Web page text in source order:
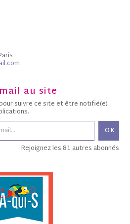
au site
suivre ce site et être notifié(e)
OK
Rejoignez les 81 autres abonnés